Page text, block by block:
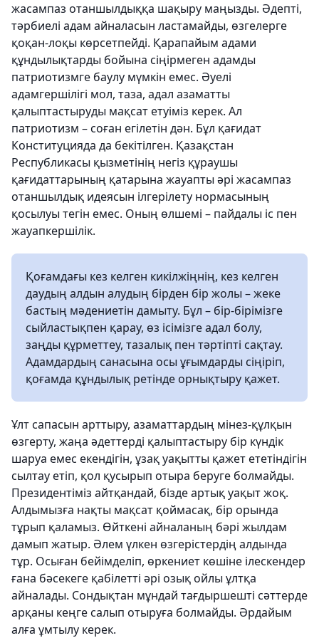
жасампаз отаншылдыққа шақыру маңызды. Әдепті,
тәрбиелі адам айналасын ластамайды, өзгелерге
қоқан-лоқы көрсетпейді. Қарапайым адами
құндылықтарды бойына сіңірмеген адамды
патриотизмге баулу мүмкін емес. Әуелі
адамгершілігі мол, таза, адал азаматты
қалыптастыруды мақсат етуіміз керек. Ал
патриотизм – соған егілетін дән. Бұл қағидат
Конституцияда да бекітілген. Қазақстан
Республикасы қызметінің негіз құраушы
қағидаттарының қатарына жауапты әрі жасампаз
отаншылдық идеясын ілгерілету нормасының
қосылуы тегін емес. Оның өлшемі – пайдалы іс пен
жауапкершілік.
Қоғамдағы кез келген кикілжіңнің, кез келген
даудың алдын алудың бірден бір жолы – жеке
бастың мәдениетін дамыту. Бұл – бір-бірімізге
сыйластықпен қарау, өз ісімізге адал болу,
заңды құрметтеу, тазалық пен тәртіпті сақтау.
Адамдардың санасына осы ұғымдарды сіңіріп,
қоғамда құндылық ретінде орнықтыру қажет.
Ұлт сапасын арттыру, азаматтардың мінез-құлқын
өзгерту, жаңа әдеттерді қалыптастыру бір күндік
шаруа емес екендігін, ұзақ уақытты қажет ететіндігін
сылтау етіп, қол қусырып отыра беруге болмайды.
Президентіміз айтқандай, бізде артық уақыт жоқ.
Алдымызға нақты мақсат қоймасақ, бір орында
тұрып қаламыз. Өйткені айналаның бәрі жылдам
дамып жатыр. Әлем үлкен өзгерістердің алдында
тұр. Осыған бейімделіп, өркениет көшіне ілескендер
ғана бәсекеге қабілетті әрі озық ойлы ұлтқа
айналады. Сондықтан мұндай тағдыршешті сәттерде
арқаны кеңге салып отыруға болмайды. Әрдайым
алға ұмтылу керек.